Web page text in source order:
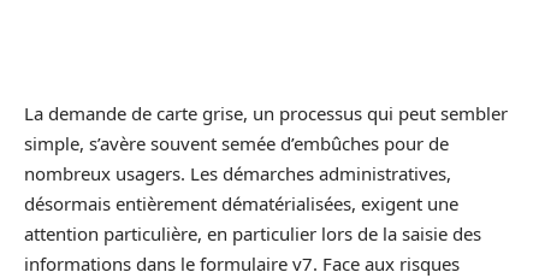
La demande de carte grise, un processus qui peut sembler
simple, s’avère souvent semée d’embûches pour de
nombreux usagers. Les démarches administratives,
désormais entièrement dématérialisées, exigent une
attention particulière, en particulier lors de la saisie des
informations dans le formulaire v7. Face aux risques